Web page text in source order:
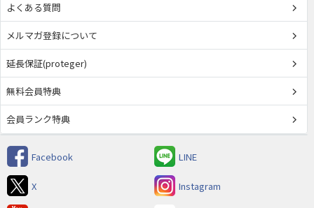
よくある質問
メルマガ登録について
延長保証(proteger)
無料会員特典
会員ランク特典
Facebook LINE
X Instagram